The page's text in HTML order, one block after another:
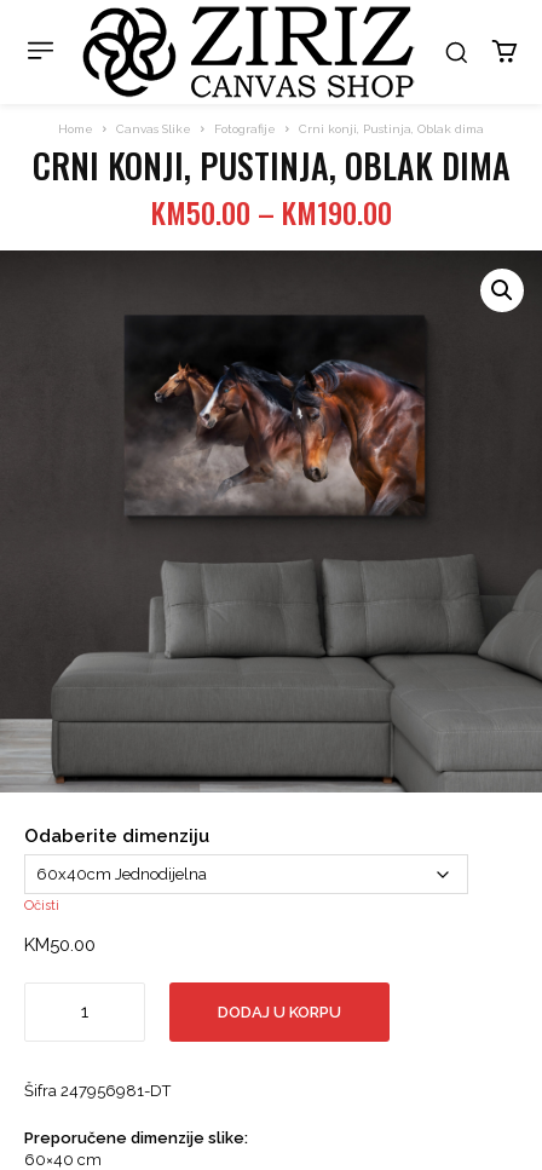
Home Canvas Slike Fotografije Crni konji, Pustinja, Oblak dima
CRNI KONJI, PUSTINJA, OBLAK DIMA
KM50.00 – KM190.00Price
range:
KM50.00
KM190.00
Odaberite dimenziju
Očisti
KM50.00
dima
DODAJ U KORPU
Šifra 247956981-DT
Preporučene dimenzije slike:
60×40 cm